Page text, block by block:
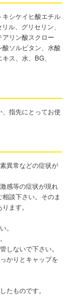
キシケイヒ酸エチル
ル、グリセリン、
リン酸スクロー
ソルビタン、水酸
ス、水、BG、
指先にとってお使
異常などの症状が
感等の症状が現れ
談下さい。そのま
ます。
。
しないで下さい。
かりとキャップを
たものです。